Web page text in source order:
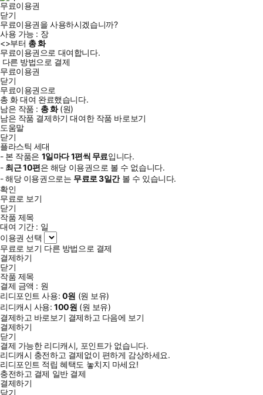
무료이용권
닫기
무료이용권을 사용하시겠습니까?
사용 가능 : 장
<>부터 총화
무료이용권으로 대여합니다.
다른 방법으로 결제
무료이용권
닫기
무료이용권으로
총 화대여 완료했습니다.
남은 작품 : 총화(원)
남은 작품 결제하기 대여한 작품 바로보기
도움말
닫기
플라스틱 세대
- 본 작품은 1일마다1편씩 무료입니다.
- 최근10편은 해당 이용권으로 볼 수 없습니다.
- 해당 이용권으로는 무료로3일간볼 수 있습니다.
확인
무료로 보기
닫기
작품 제목
대여 기간 : 일
이용권 선택
무료로 보기 다른 방법으로 결제
결제하기
닫기
작품 제목
결제 금액 : 원
리디포인트 사용: 0원 (원 보유)
리디캐시 사용:100원 (원 보유)
결제하고 바로보기 결제하고 다음에 보기
결제하기
닫기
결제 가능한 리디캐시, 포인트가 없습니다.
리디캐시 충전하고 결제없이 편하게 감상하세요.
리디포인트 적립 혜택도 놓치지 마세요!
충전하고 결제 일반 결제
결제하기
닫기